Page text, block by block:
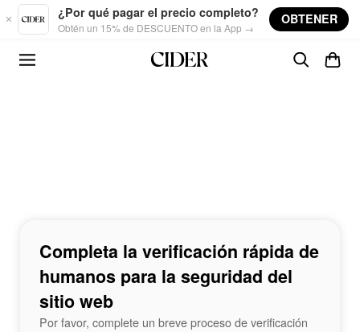
Skip to main content
¿Por qué pagar el precio completo?
Obtén un 15% de DESCUENTO en la App →
OBTENER
Completa la verificación rápida de
humanos para la seguridad del
sitio web
Por favor, complete un breve proceso de verificación